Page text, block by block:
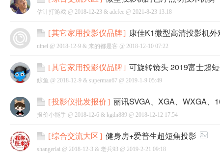
估计打游戏 @ 2018-12-23 & adefee @ 2021-8-23 13:18
[其它家用投影仪品牌] 康佳K1微型高清投影机
uinel @ 2018-12-9 & 来的都是客 @ 2018-12-10 07:22
[其它家用投影仪品牌] 可旋转镜头 2019富士超
鲸鱼 @ 2018-12-9 & superman67 @ 2019-1-9 05:49
[投影仪批发报价] 丽讯SVGA、XGA、WXGA、
报价小能手 @ 2018-12-6 & kgdn889 @ 2018-12-12 17:54
[综合交流大区] 健身房+爱普生超短焦投影
shangerlai @ 2018-12-3 & 老兵93 @ 2019-2-21 09:18